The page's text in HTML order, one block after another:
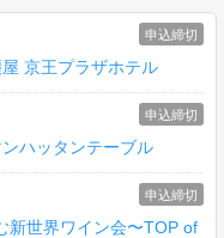
京王プラザホテル
申込締切
ハッタンテーブル
申込締切
新世界ワイン会〜TOP of
申込締切